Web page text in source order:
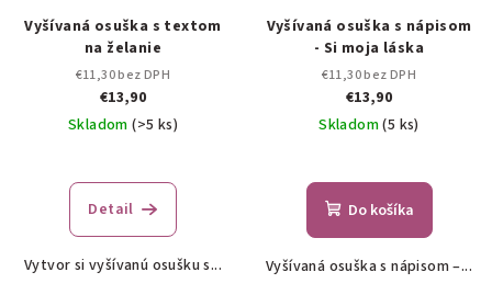
Vyšívaná osuška s textom
na želanie
€11,30 bez DPH
€13,90
Skladom(>5 ks)
hodnotenie
produktu
z
Detail
Vytvor si vyšívanú osušku s...
Vyšívaná osuška s nápisom
- Si moja láska
€11,30 bez DPH
€13,90
Skladom(5 ks)
Do košíka
Vyšívaná osuška s nápisom –...